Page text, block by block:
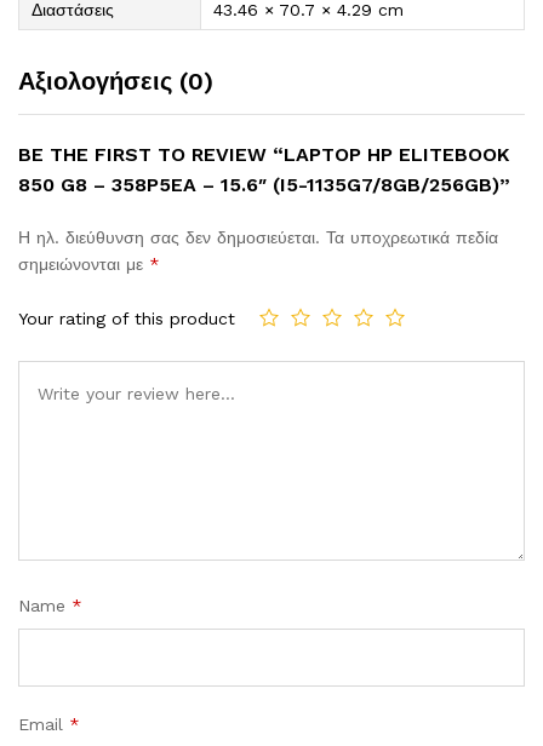
Διαστάσεις 43.46 × 70.7 × 4.29 cm
Αξιολογήσεις (0)
BE THE FIRST TO REVIEW “LAPTOP HP ELITEBOOK
850 G8 – 358P5EA – 15.6″ (I5-1135G7/8GB/256GB)”
Η ηλ. διεύθυνση σας δεν δημοσιεύεται. Τα υποχρεωτικά πεδία
σημειώνονται με *
Your rating of this product
Name *
Email *